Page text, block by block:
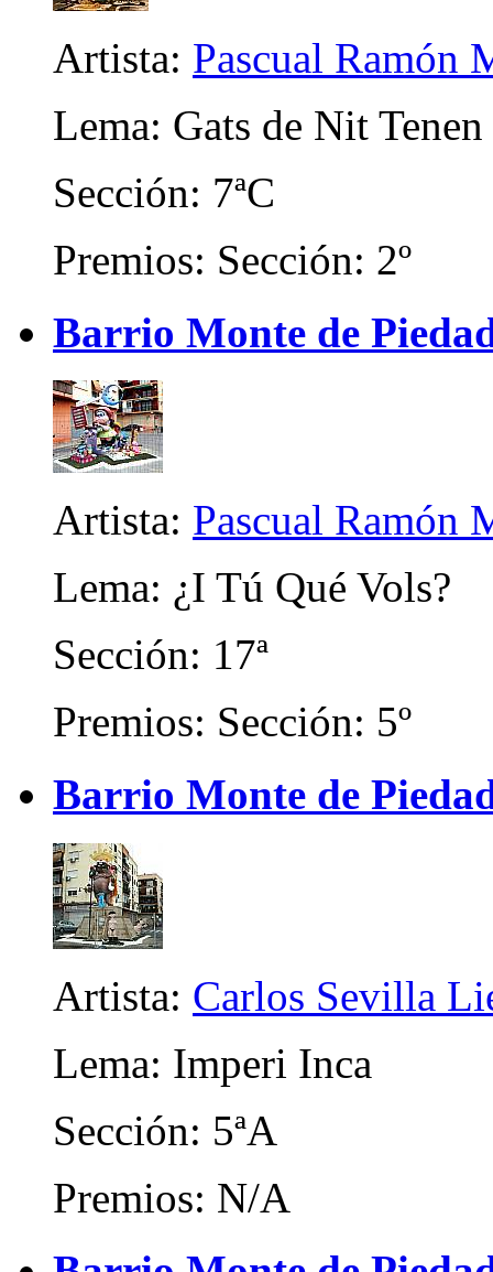
Artista: Pascual Ramón
Lema: Gats de Nit
Sección: 7ªC
Premios: Sección: 2º
Barrio Monte de
Artista: Pascual Ramón
Lema: ¿I Tú Qué Vols?
Sección: 17ª
Premios: Sección: 5º
Barrio Monte de
Artista: Carlos Sevilla
Lema: Imperi Inca
Sección: 5ªA
Premios: N/A